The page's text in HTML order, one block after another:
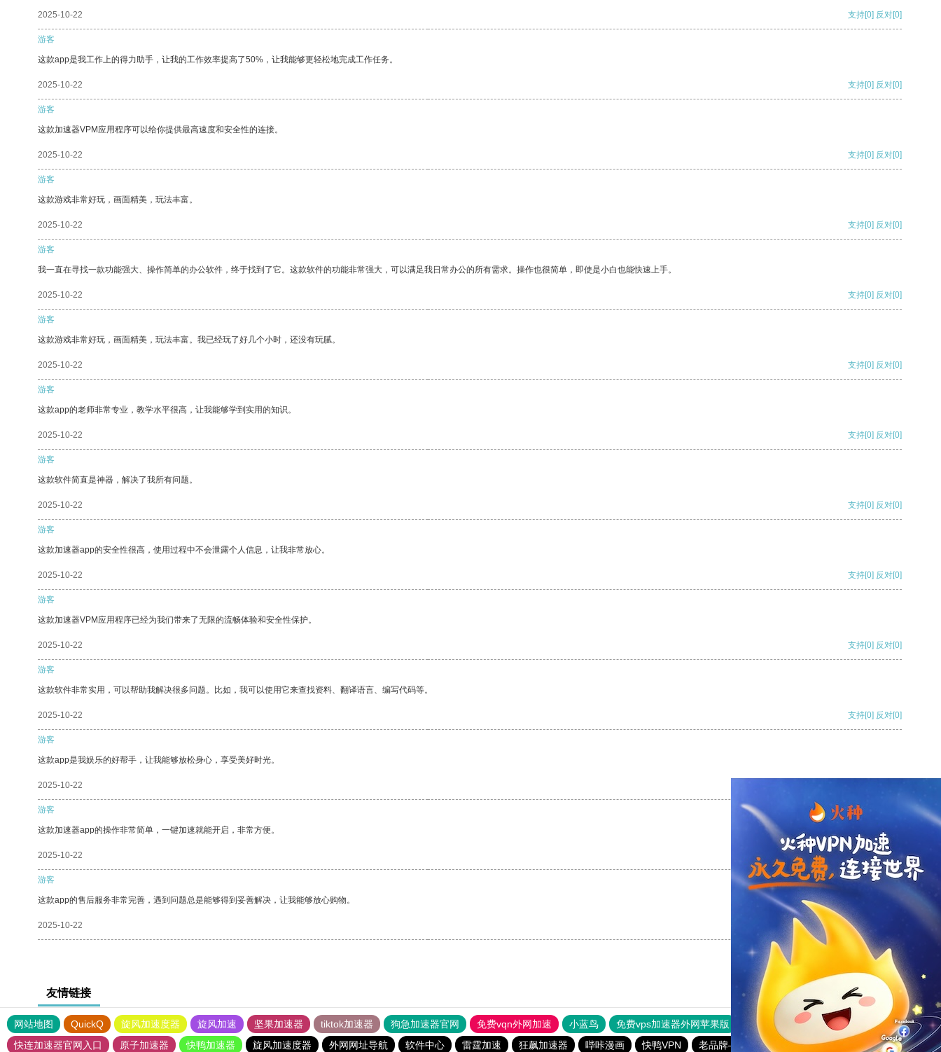
2025-10-22 支持[0] 反对[0]
游客
这款app是我工作上的得力助手，让我的工作效率提高了50%，让我能够更轻松地完成工作任务。
2025-10-22 支持[0] 反对[0]
游客
这款加速器VPM应用程序可以给你提供最高速度和安全性的连接。
2025-10-22 支持[0] 反对[0]
游客
这款游戏非常好玩，画面精美，玩法丰富。
2025-10-22 支持[0] 反对[0]
游客
我一直在寻找一款功能强大、操作简单的办公软件，终于找到了它。这款软件的功能非常强大，可以满足我日常办公的所有需求。操作也很简单，即使是小白也能快速上手。
2025-10-22 支持[0] 反对[0]
游客
这款游戏非常好玩，画面精美，玩法丰富。我已经玩了好几个小时，还没有玩腻。
2025-10-22 支持[0] 反对[0]
游客
这款app的老师非常专业，教学水平很高，让我能够学到实用的知识。
2025-10-22 支持[0] 反对[0]
游客
这款软件简直是神器，解决了我所有问题。
2025-10-22 支持[0] 反对[0]
游客
这款加速器app的安全性很高，使用过程中不会泄露个人信息，让我非常放心。
2025-10-22 支持[0] 反对[0]
游客
这款加速器VPM应用程序已经为我们带来了无限的流畅体验和安全性保护。
2025-10-22 支持[0] 反对[0]
游客
这款软件非常实用，可以帮助我解决很多问题。比如，我可以使用它来查找资料、翻译语言、编写代码等。
2025-10-22 支持[0] 反对[0]
游客
这款app是我娱乐的好帮手，让我能够放松身心，享受美好时光。
2025-10-22
游客
这款加速器app的操作非常简单，一键加速就能开启，非常方便。
2025-10-22 支持 [0] 反对 [0]
游客
这款app的售后服务非常完善，遇到问题总是能够得到妥善解决，让我能够放心购物。
2025-10-22 支持
友情链接
网站地图 QuickQ 旋风加速度器 旋风加速 坚果加速器 tiktok加速器 狗急加速器官网 免费vqn外网加速 小蓝鸟 免费vps加速器外网苹果版 旋风加速度器
快连加速器
快连加速器官网入口
原子加速器 快鸭加速器 旋风加速度器 外网网址导航 软件中心 雷霆加速 狂飙加速器 哔咔漫画 快鸭VPN 老品牌—全民彩票 全民彩票app下载安装安卓